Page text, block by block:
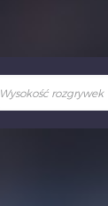
Wysokość rozgrywek